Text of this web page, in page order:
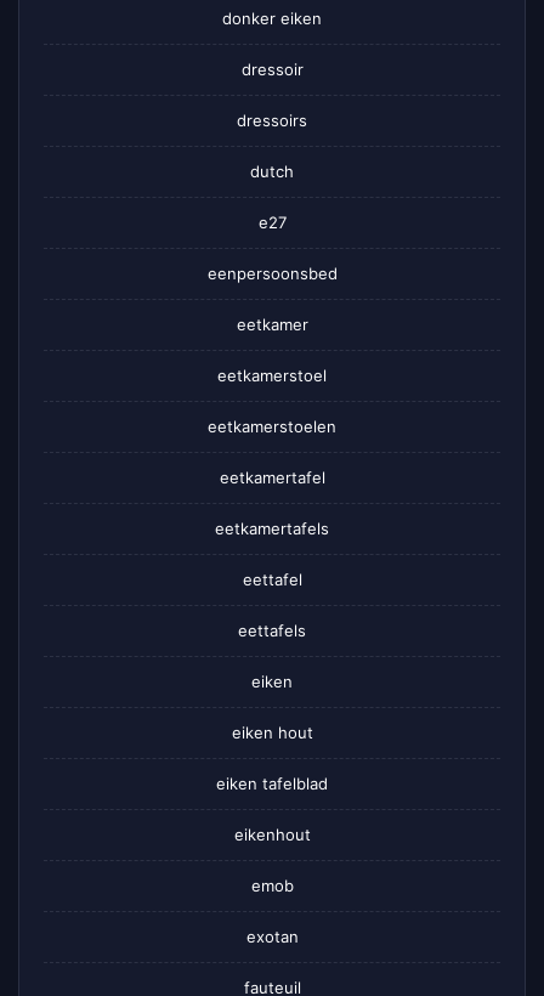
donker eiken
dressoir
dressoirs
dutch
e27
eenpersoonsbed
eetkamer
eetkamerstoel
eetkamerstoelen
eetkamertafel
eetkamertafels
eettafel
eettafels
eiken
eiken hout
eiken tafelblad
eikenhout
emob
exotan
fauteuil